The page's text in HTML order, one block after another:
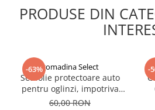
PRODUSE DIN
-63%gomadina Select
Set folie protectoare auto
pentru oglinzi, impotriva
apei si aburului, Film
60,00 RON
-